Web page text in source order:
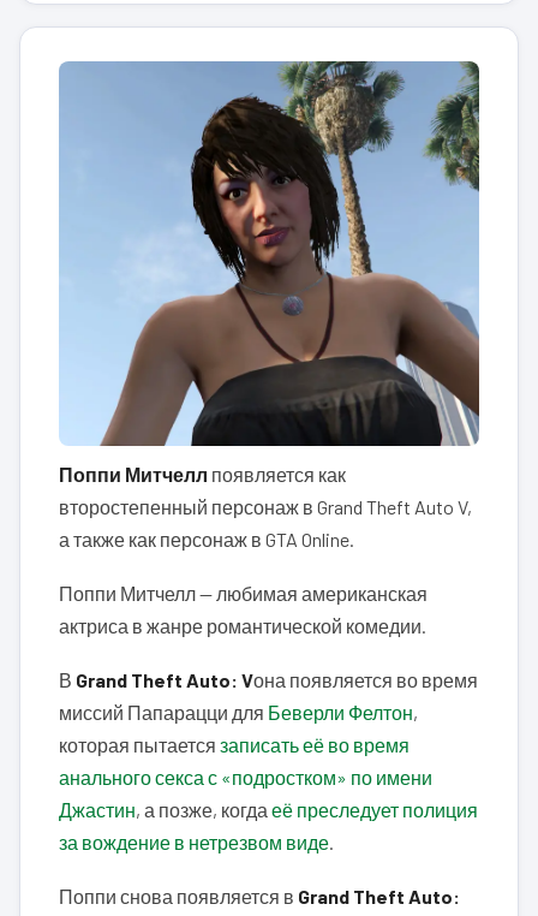
Поппи Митчелл появляется как
второстепенный персонаж в Grand Theft Auto V,
а также как персонаж в GTA Online.
Поппи Митчелл — любимая американская
актриса в жанре романтической комедии.
В Grand Theft Auto: Vона появляется во время
миссий Папарацци для Беверли Фелтон,
которая пытается записать её во время
анального секса с «подростком» по имени
Джастин, а позже, когда её преследует полиция
за вождение в нетрезвом виде.
Поппи снова появляется в Grand Theft Auto: